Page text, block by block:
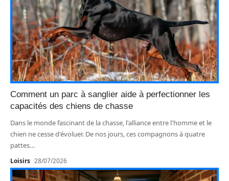
Comment un parc à sanglier aide à perfectionner les
capacités des chiens de chasse
Dans le monde fascinant de la chasse, l'alliance entre l'homme et le
chien ne cesse d'évoluer. De nos jours, ces compagnons à quatre
pattes…
Loisirs 28/07/2026